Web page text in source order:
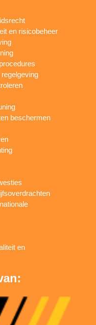
en risicobeheer
beschermen
en